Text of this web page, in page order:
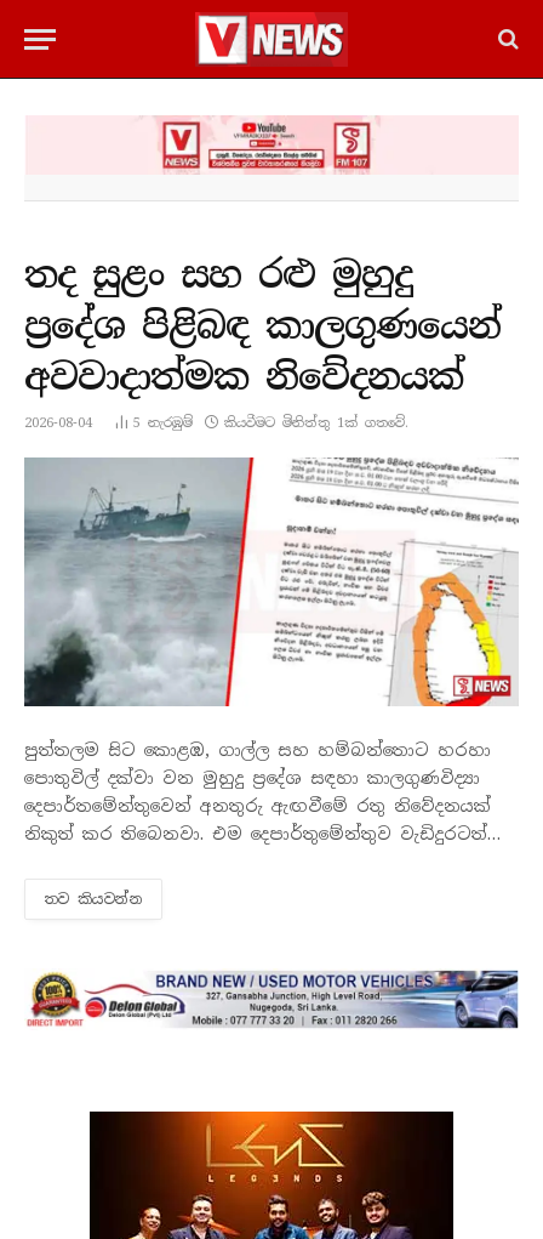
තද සුළං සහ රළු මුහුදු
ප්‍රදේශ පිළිබඳ කාලගුණයෙන්
අවවාදාත්මක නිවේදනයක්
2026-08-04 5 නැරඹු​ම් කියවීමට මිනිත්තු 1ක් ගතවේ.
පුත්තලම සිට කොළඹ, ගාල්ල සහ හම්බන්තොට හරහා
පොතුවිල් දක්වා වන මුහුදු ප්‍රදේශ සඳහා කාලගුණවිද්‍යා
දෙපාර්තමේන්තුවෙන් අනතුරු ඇඟවීමේ රතු නිවේදනයක්
නිකුත් කර තිබෙනවා. එම දෙපාර්තුමේන්තුව වැඩිදුරටත්
විටින් විට පැ.කි.මී. 60-70 දක්වා වැඩි වන අතර, මුහුදු
තව කියවන්​න